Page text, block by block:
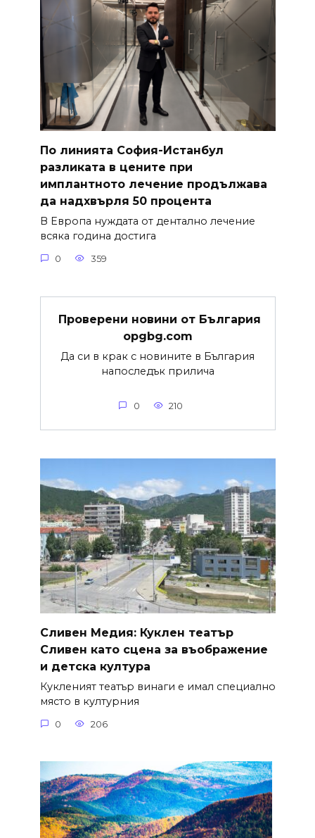
По линията София-Истанбул
разликата в цените при
имплантното лечение продължава
да надхвърля 50 процента
В Европа нуждата от дентално лечение
всяка година достига
0 359
Проверени новини от България
opgbg.com
Да си в крак с новините в България
напоследък прилича
0 210
Сливен Медия: Куклен театър
Сливен като сцена за въображение
и детска култура
Кукленият театър винаги е имал специално
място в културния
0 206